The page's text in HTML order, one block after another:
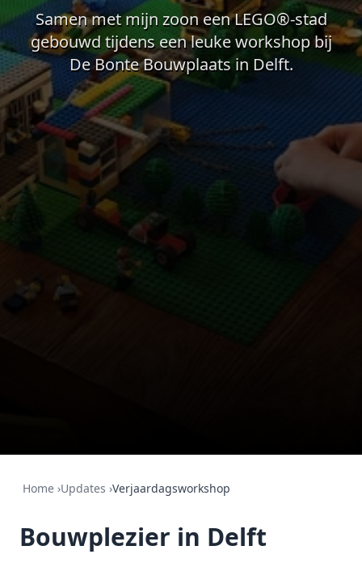
Samen met mijn zoon een LEGO®-stad
gebouwd tijdens een leuke workshop bij
De Bonte Bouwplaats in Delft.
Home ›Updates ›Verjaardagsworkshop
Bouwplezier in Delft